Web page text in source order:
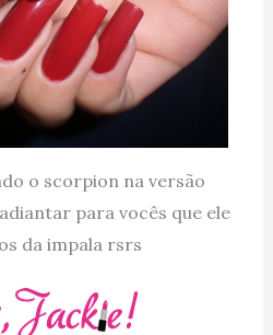
o scorpion na versão
para vocês que ele
da impala rsrs